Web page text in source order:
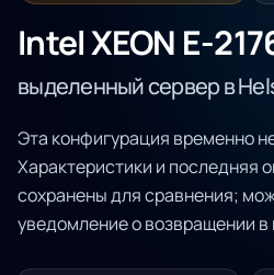
Intel XEON E-
выделенный сервер в
Эта конфигурация временно
Характеристики и последняя
сохранены для сравнения;
уведомление о возвращении в